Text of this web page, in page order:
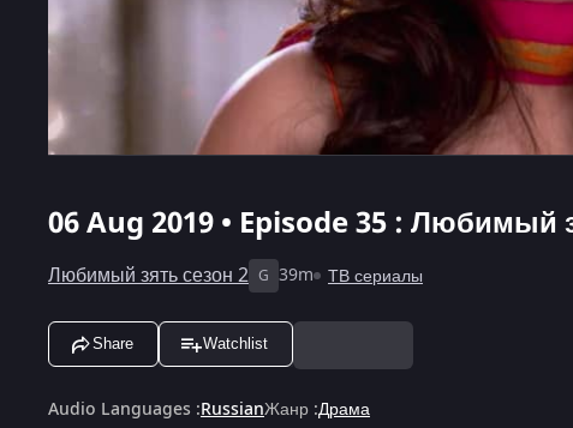
06 Aug 2019 • Episode 35 : Любимый
Любимый зять сезон 2 G 39m ТВ сериалы
Share Watchlist
Audio Languages :RussianЖанр :Драма